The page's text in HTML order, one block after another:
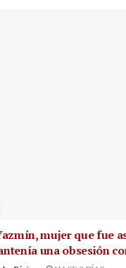
mujer que fue
una obsesión